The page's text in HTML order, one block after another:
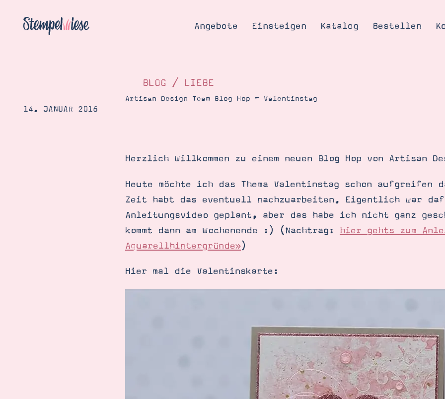
Angebote Einsteigen Katalog Bestellen
Blog
Produkte erklärt
Über mich
Über Stampin’ Up!
BLOG / LIEBE
Artisan Design Team Blog Hop – Valentinstag
14. JANUAR 2016
Herzlich Willkommen zu einem neuen Blog Hop von Artisan
Heute möchte ich das Thema Valentinstag schon aufgreifen
Zeit habt das eventuell nachzuarbeiten. Eigentlich war
Anleitungsvideo geplant, aber das habe ich nicht ganz
kommt dann am Wochenende :) (Nachtrag: hier gehts zum
Aquarellhintergründe»)
Hier mal die Valentinskarte: